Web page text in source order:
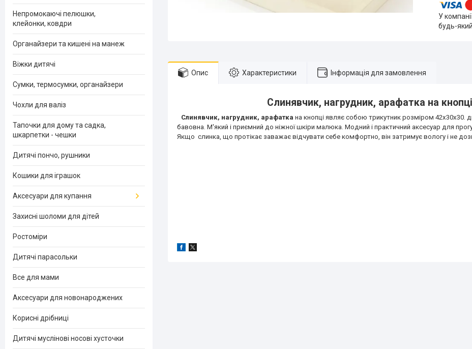
У
будь-
Опис Характеристики Інформація для замовлення
Слинявчик, нагрудник, арафатка на кнопці
Слинявчик, нагрудник, арафатка на кнопці являє собою трикутник розміром 42х30х30.
бавовна. М'який і приємний до ніжної шкіри малюка. Модний і практичний аксесуар для
Якщо слинка, що протікає заважає відчувати себе комфортно, він затримує вологу і не
Непромокаючі пелюшки,
клейонки, ковдри
Органайзери та кишені на манеж
Віжки дитячі
Сумки, термосумки, органайзери
Чохли для валіз
Тапочки для дому та садка,
шкарпетки - чешки
Дитячі пончо, рушники
Кошики для іграшок
Аксесуари для купання
Захисні шоломи для дітей
Ростоміри
Дитячі парасольки
Все для мами
Аксесуари для новонароджених
Корисні дрібниці
Дитячі муслінові носові хусточки